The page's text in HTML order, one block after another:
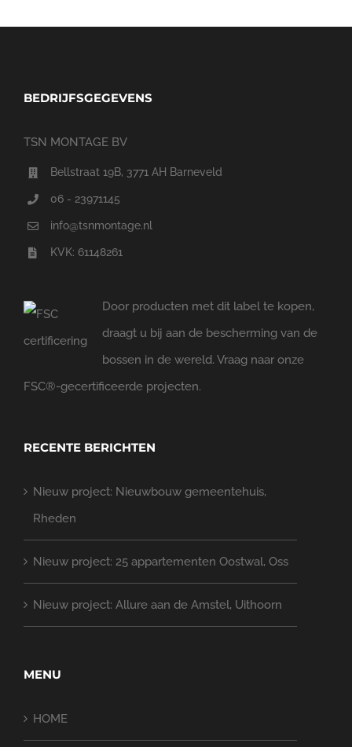
BEDRIJFSGEGEVENS
TSN MONTAGE BV
Bellstraat 19B, 3771 AH Barneveld
06 - 23971145
info@tsnmontage.nl
KVK: 61148261
Door producten met dit label te kopen,
draagt u bij aan de bescherming van de
bossen in de wereld. Vraag naar onze
FSC®-gecertificeerde projecten.
RECENTE BERICHTEN
Nieuw project: Nieuwbouw gemeentehuis,
Rheden
Nieuw project: 25 appartementen Oostwal, Oss
Nieuw project: Allure aan de Amstel, Uithoorn
MENU
HOME